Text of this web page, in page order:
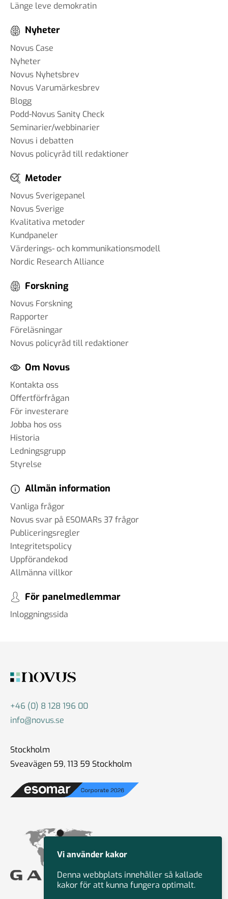
Länge leve demokratin
Nyheter
Novus Case
Nyheter
Novus Nyhetsbrev
Novus Varumärkesbrev
Blogg
Podd-Novus Sanity Check
Seminarier/webbinarier
Novus i debatten
Novus policyråd till redaktioner
Metoder
Novus Sverigepanel
Novus Sverige
Kvalitativa metoder
Kundpaneler
Värderings- och kommunikationsmodell
Nordic Research Alliance
Forskning
Novus Forskning
Rapporter
Föreläsningar
Novus policyråd till redaktioner
Om Novus
Kontakta oss
Offertförfrågan
För investerare
Jobba hos oss
Historia
Ledningsgrupp
Styrelse
Allmän information
Vanliga frågor
Novus svar på ESOMARs 37 frågor
Publiceringsregler
Integritetspolicy
Uppförandekod
Allmänna villkor
För panelmedlemmar
Inloggningssida
+46 (0) 8 128 196 00
info@novus.se
Stockholm
Sveavägen 59, 113 59 Stockholm
Vi använder kakor
Denna webbplats innehåller så kallade
kakor för att kunna fungera optimalt.